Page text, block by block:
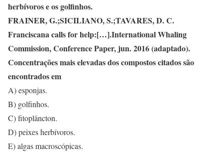
herbívoros e os golfinhos.
FRAINER, G.;SICILIANO, S.;TAVARES, D. C.
Franciscana calls for help:[…].International Whaling
Commission, Conference Paper, jun. 2016 (adaptado).
Concentrações mais elevadas dos compostos citados são
encontrados em
A) esponjas.
B) golfinhos.
C) fitoplâncton.
D) peixes herbívoros.
E) algas macroscópicas.